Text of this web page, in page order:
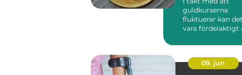
guldkurserna
fluktuerar kan det
vara fördelaktigt
framf&oum...
09. jun